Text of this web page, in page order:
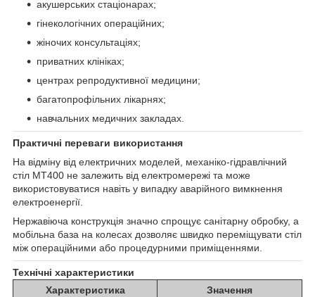
акушерських стаціонарах;
гінекологічних операційних;
жіночих консультаціях;
приватних клініках;
центрах репродуктивної медицини;
багатопрофільних лікарнях;
навчальних медичних закладах.
Практичні переваги використання
На відміну від електричних моделей, механіко-гідравлічний
стіл МТ400 не залежить від електромережі та може
використовуватися навіть у випадку аварійного вимкнення
електроенергії.
Нержавіюча конструкція значно спрощує санітарну обробку, а
мобільна база на колесах дозволяє швидко переміщувати стіл
між операційними або процедурними приміщеннями.
Технічні характеристики
Характеристика
Значення